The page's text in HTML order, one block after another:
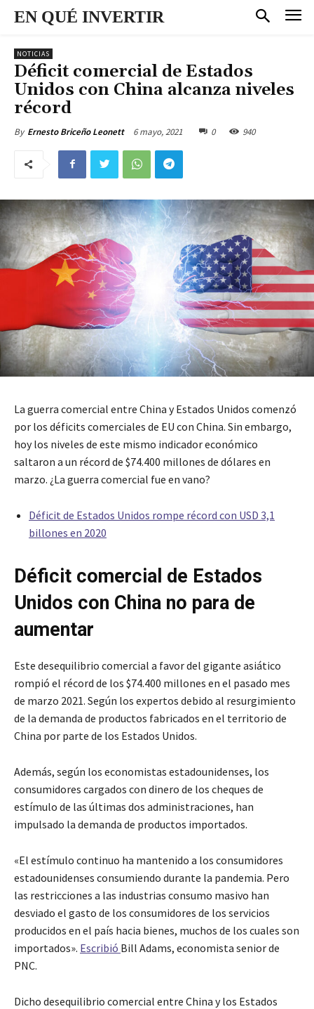
EN QUÉ INVERTIR
NOTICIAS
Déficit comercial de Estados
Unidos con China alcanza niveles
récord
By Ernesto Briceño Leonett 6 mayo, 2021 0 940
La guerra comercial entre China y Estados Unidos comenzó
por los déficits comerciales de EU con China. Sin embargo,
hoy los niveles de este mismo indicador económico
saltaron a un récord de $74.400 millones de dólares en
marzo. ¿La guerra comercial fue en vano?
Déficit de Estados Unidos rompe récord con USD 3,1
billones en 2020
Déficit comercial de Estados
Unidos con China no para de
aumentar
Este desequilibrio comercial a favor del gigante asiático
rompió el récord de los $74.400 millones en el pasado mes
de marzo 2021. Según los expertos debido al resurgimiento
de la demanda de productos fabricados en el territorio de
China por parte de los Estados Unidos.
Además, según los economistas estadounidenses, los
consumidores cargados con dinero de los cheques de
estímulo de las últimas dos administraciones, han
impulsado la demanda de productos importados.
«El estímulo continuo ha mantenido a los consumidores
estadounidenses consumiendo durante la pandemia. Pero
las restricciones a las industrias consumo masivo han
desviado el gasto de los consumidores de los servicios
producidos en el país hacia bienes, muchos de los cuales son
importados». Escribió Bill Adams, economista senior de
PNC.
Dicho desequilibrio comercial entre China y los Estados